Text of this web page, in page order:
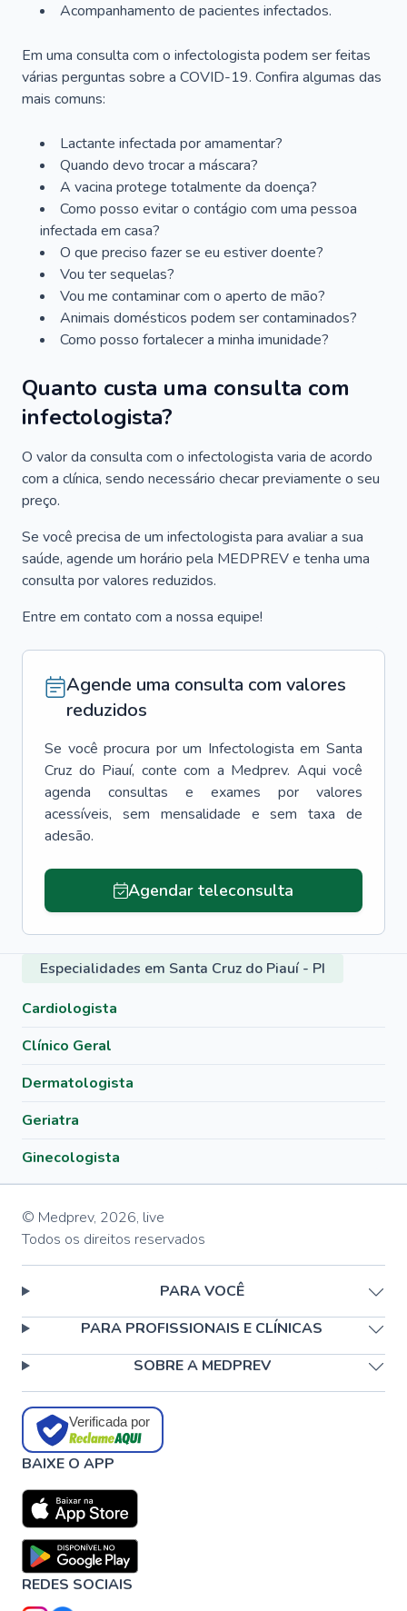
Acompanhamento de pacientes infectados.
Em uma consulta com o infectologista podem ser feitas
várias perguntas sobre a COVID-19. Confira algumas das
mais comuns:
Lactante infectada por amamentar?
Quando devo trocar a máscara?
A vacina protege totalmente da doença?
Como posso evitar o contágio com uma pessoa
infectada em casa?
O que preciso fazer se eu estiver doente?
Vou ter sequelas?
Vou me contaminar com o aperto de mão?
Animais domésticos podem ser contaminados?
Como posso fortalecer a minha imunidade?
Quanto custa uma consulta com
infectologista?
O valor da consulta com o infectologista varia de acordo
com a clínica, sendo necessário checar previamente o seu
preço.
Se você precisa de um infectologista para avaliar a sua
saúde, agende um horário pela MEDPREV e tenha uma
consulta por valores reduzidos.
Entre em contato com a nossa equipe!
Agende uma consulta com valores
reduzidos
Se você procura por um Infectologista em Santa
Cruz do Piauí, conte com a Medprev. Aqui você
agenda consultas e exames por valores
acessíveis, sem mensalidade e sem taxa de
adesão.
Agendar teleconsulta
Especialidades em Santa Cruz do Piauí - PI
Cardiologista
Clínico Geral
Dermatologista
Geriatra
Ginecologista
© Medprev, 2026, live
Todos os direitos reservados
PARA VOCÊ
PARA PROFISSIONAIS E CLÍNICAS
SOBRE A MEDPREV
Verificada por
BAIXE O APP
REDES SOCIAIS